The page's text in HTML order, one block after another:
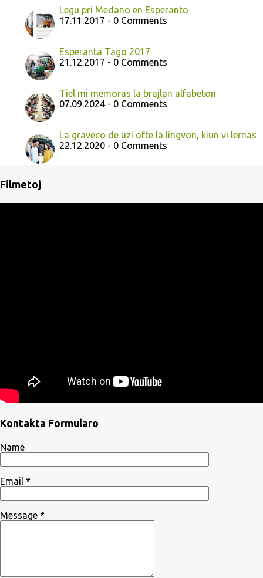
Legu pri Medano en Esperanto
17.11.2017 - 0 Comments
Esperanta Tago 2017
21.12.2017 - 0 Comments
Tiel mi memoras la brajlan alfabeton
07.09.2024 - 0 Comments
La graveco de uzi ofte la lingvon, kiun vi lernas
22.12.2020 - 0 Comments
Filmetoj
Kontakta Formularo
Name
Email *
Message *